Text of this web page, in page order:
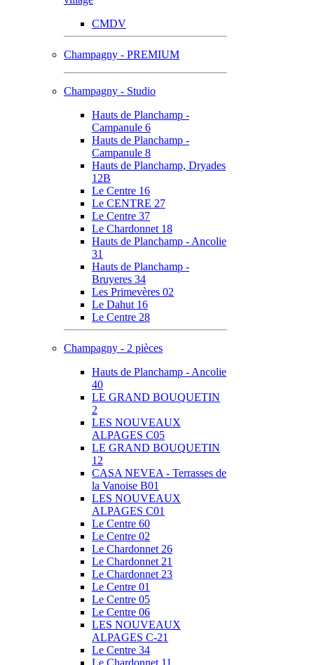
CMDV
Champagny - PREMIUM
Champagny - Studio
Hauts de Planchamp -
Campanule 6
Hauts de Planchamp -
Campanule 8
Hauts de Planchamp, Dryades
12B
Le Centre 16
Le CENTRE 27
Le Centre 37
Le Chardonnet 18
Hauts de Planchamp - Ancolie
31
Hauts de Planchamp -
Bruyeres 34
Les Primevères 02
Le Dahut 16
Le Centre 28
Champagny - 2 pièces
Hauts de Planchamp - Ancolie
40
LE GRAND BOUQUETIN
2
LES NOUVEAUX
ALPAGES C05
LE GRAND BOUQUETIN
12
CASA NEVEA - Terrasses de
la Vanoise B01
LES NOUVEAUX
ALPAGES C01
Le Centre 60
Le Centre 02
Le Chardonnet 26
Le Chardonnet 21
Le Chardonnet 23
Le Centre 01
Le Centre 05
Le Centre 06
LES NOUVEAUX
ALPAGES C-21
Le Centre 34
Le Chardonnet 11